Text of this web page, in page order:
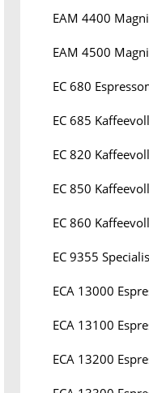
EAM 4400
EAM 4500
EC 680
EC 685
EC 820
EC 850
EC 860
EC 9355
ECA 13000
ECA 13100
ECA 13200